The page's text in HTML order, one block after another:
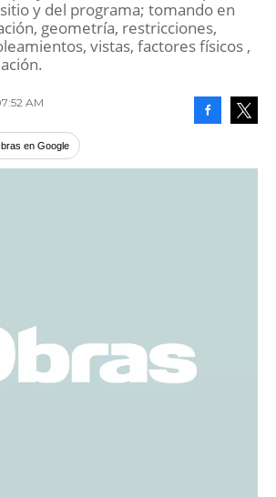
y del programa; tomando en
geometría, restricciones,
vistas, factores físicos ,
AM
en Google